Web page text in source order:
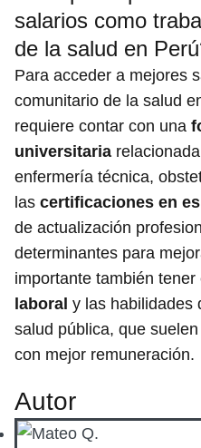
salarios como
de la salud en
Para acceder a mejores
comunitario de la salud
requiere contar con una
universitaria
enfermería técnica,
las certificaciones en
de actualización
determinantes para
importante también tener
laboral y las habilidades
salud pública, que
con mejor remuneración.
Autor